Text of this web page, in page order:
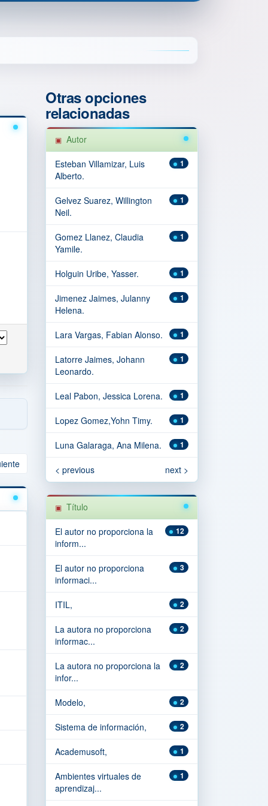
Otras opciones
relacionadas
Autor
1
Esteban Villamizar, Luis
Alberto.
1
Gelvez Suarez, Willington
Neil.
1
Gomez Llanez, Claudia
Yamile.
1
Holguin Uribe, Yasser.
1
Jimenez Jaimes, Julanny
Helena.
1
Lara Vargas, Fabian Alonso.
1
Latorre Jaimes, Johann
Leonardo.
1
Leal Pabon, Jessica Lorena.
1
Lopez Gomez,Yohn Timy.
1
Luna Galaraga, Ana Milena.
< previous next >
Título
12
El autor no proporciona la
inform...
3
El autor no proporciona
informaci...
2
ITIL,
2
La autora no proporciona
informac...
2
La autora no proporciona la
infor...
2
Modelo,
2
Sistema de información,
1
Academusoft,
1
Ambientes virtuales de
aprendizaj...